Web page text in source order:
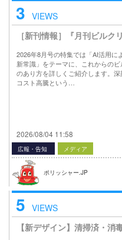
3 VIEWS
［新刊情報］『月刊ビル
2026年8月号の特集では「AI活用に
新常識」をテーマに、これからの
のあり方を詳しくご紹介します。
コスト高騰という…
2026/08/04 11:58
広報・告知 メディア
ポリッシャー.JP
5 VIEWS
【新デザイン】清掃済・消